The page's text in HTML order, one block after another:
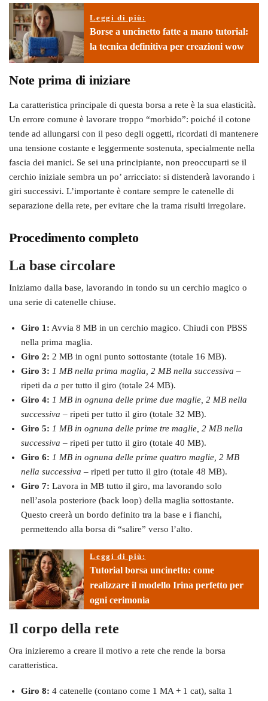
Leggi di più:
Borse a uncinetto fatte a mano tutorial:
la tecnica definitiva per creazioni wow
Note prima di iniziare
La caratteristica principale di questa borsa a rete è la sua elasticità.
Un errore comune è lavorare troppo “morbido”: poiché il cotone
tende ad allungarsi con il peso degli oggetti, ricordati di mantenere
una tensione costante e leggermente sostenuta, specialmente nella
fascia dei manici. Se sei una principiante, non preoccuparti se il
cerchio iniziale sembra un po’ arricciato: si distenderà lavorando i
giri successivi. L’importante è contare sempre le catenelle di
separazione della rete, per evitare che la trama risulti irregolare.
Procedimento completo
La base circolare
Iniziamo dalla base, lavorando in tondo su un cerchio magico o
una serie di catenelle chiuse.
Giro 1: Avvia 8 MB in un cerchio magico. Chiudi con PBSS
nella prima maglia.
Giro 2: 2 MB in ogni punto sottostante (totale 16 MB).
Giro 3: 1 MB nella prima maglia, 2 MB nella successiva –
ripeti da a per tutto il giro (totale 24 MB).
Giro 4: 1 MB in ognuna delle prime due maglie, 2 MB nella
successiva – ripeti per tutto il giro (totale 32 MB).
Giro 5: 1 MB in ognuna delle prime tre maglie, 2 MB nella
successiva – ripeti per tutto il giro (totale 40 MB).
Giro 6: 1 MB in ognuna delle prime quattro maglie, 2 MB
nella successiva – ripeti per tutto il giro (totale 48 MB).
Giro 7: Lavora in MB tutto il giro, ma lavorando solo
nell’asola posteriore (back loop) della maglia sottostante.
Questo creerà un bordo definito tra la base e i fianchi,
permettendo alla borsa di “salire” verso l’alto.
Leggi di più:
Tutorial borsa uncinetto: come
realizzare il modello Irina perfetto per
ogni cerimonia
Il corpo della rete
Ora inizieremo a creare il motivo a rete che rende la borsa
caratteristica.
Giro 8: 4 catenelle (contano come 1 MA + 1 cat), salta 1